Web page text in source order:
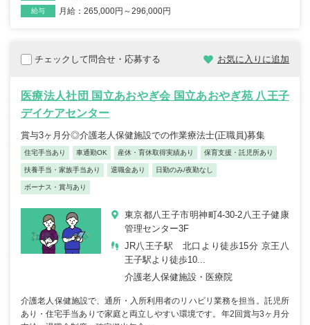
給与 月給：265,000円～296,000円
チェックして問合せ・応募する お気に入りに追加
医療法人社団 国立あおやぎ会 国立あおやぎ苑 八王子
デイケアセンター
賞与3ヶ月分◎介護老人保健施設での作業療法士(正職員)募集
住宅手当あり 車通勤OK 産休・育休取得実績あり 保育支援・託児所あり
扶養手当・家族手当あり 退職金あり 日勤のみ/夜勤なし
ボーナス・賞与あり
東京都八王子市明神町4-30-2八王子健康
管理センター3F
JR八王子駅 北口より徒歩15分 京王八
王子駅より徒歩10...
介護老人保健施設・医療院
介護老人保健施設で、通所・入所利用者のリハビリ業務を担当。託児所
あり・住宅手当ありで家庭と両立しやすい環境です。年2回賞与3ヶ月分